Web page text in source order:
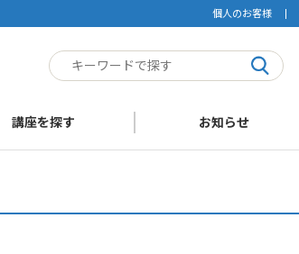
個人のお客様
講座を探す お知らせ